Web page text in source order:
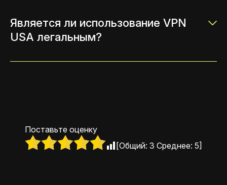
Является ли использование VPN
USA легальным?
Поставьте оценку
[Общий: 3 Среднее: 5]